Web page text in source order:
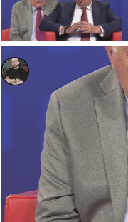
Marek Pausz
1. kvě 2025, 08:25
Bývalý prezident
NEWS odmítl
dokonce ji
snít o válkách“.
úplně mimo,
Singer. Dodal, že